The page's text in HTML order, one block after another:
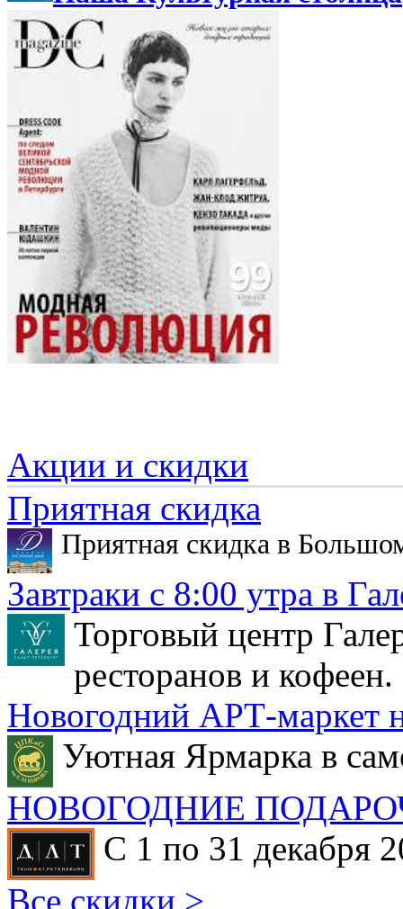
Акции и скидки
Приятная скидка
Приятная скидка в
Завтраки с 8:00 утра в
Торговый центр
ресторанов и кофеен.
Новогодний АРТ-маркет
Уютная Ярмарка в
НОВОГОДНИЕ
С 1 по 31 декабря
Все скидки >